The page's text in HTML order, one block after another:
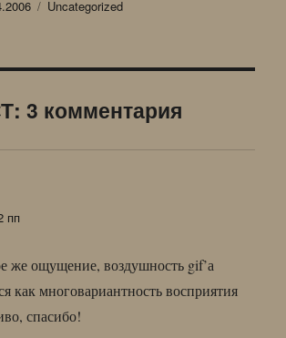
Рубрики
Uncategorized
3 комментария
пп
же ощущение, воздушность gif’а
как многовариантность восприятия
спасибо!